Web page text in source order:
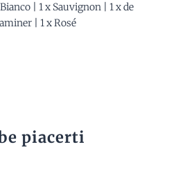
| 1 x Sauvignon | 1 x de
| 1 x Rosé
piacerti